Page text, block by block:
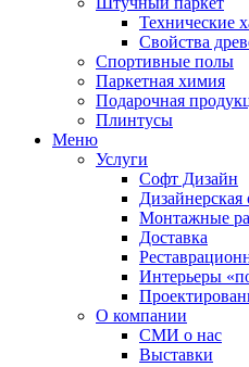
Технические
Свойства
Спортивные полы
Паркетная химия
Подарочная
Плинтусы
Меню
Услуги
Софт Дизайн
Дизайнерская
Монтажные
Доставка
Интерьеры
О компании
СМИ о нас
Выставки